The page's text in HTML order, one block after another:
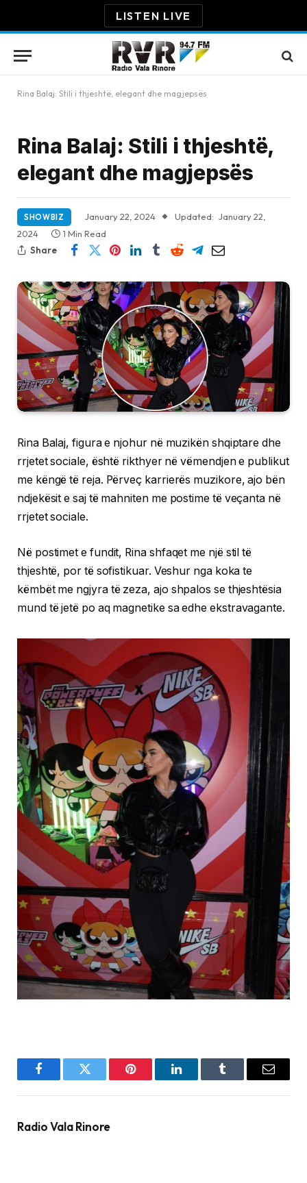
LISTEN LIVE
Rina Balaj: Stili i thjeshtë, elegant dhe magjepsës
Rina Balaj: Stili i thjeshtë,
elegant dhe magjepsës
SHOWBIZ January 22, 2024 Updated: January 22,
2024
1 Min Read
Share
Rina Balaj, figura e njohur në muzikën shqiptare dhe
rrjetet sociale, është rikthyer në vëmendjen e publikut
me këngë të reja. Përveç karrierës muzikore, ajo bën
ndjekësit e saj të mahniten me postime të veçanta në
rrjetet sociale.
Në postimet e fundit, Rina shfaqet me një stil të
thjeshtë, por të sofistikuar. Veshur nga koka te
këmbët me ngjyra të zeza, ajo shpalos se thjeshtësia
mund të jetë po aq magnetike sa edhe ekstravagante.
FacebookTwitter Pinterest LinkedInTumblr Email
Radio Vala Rinore